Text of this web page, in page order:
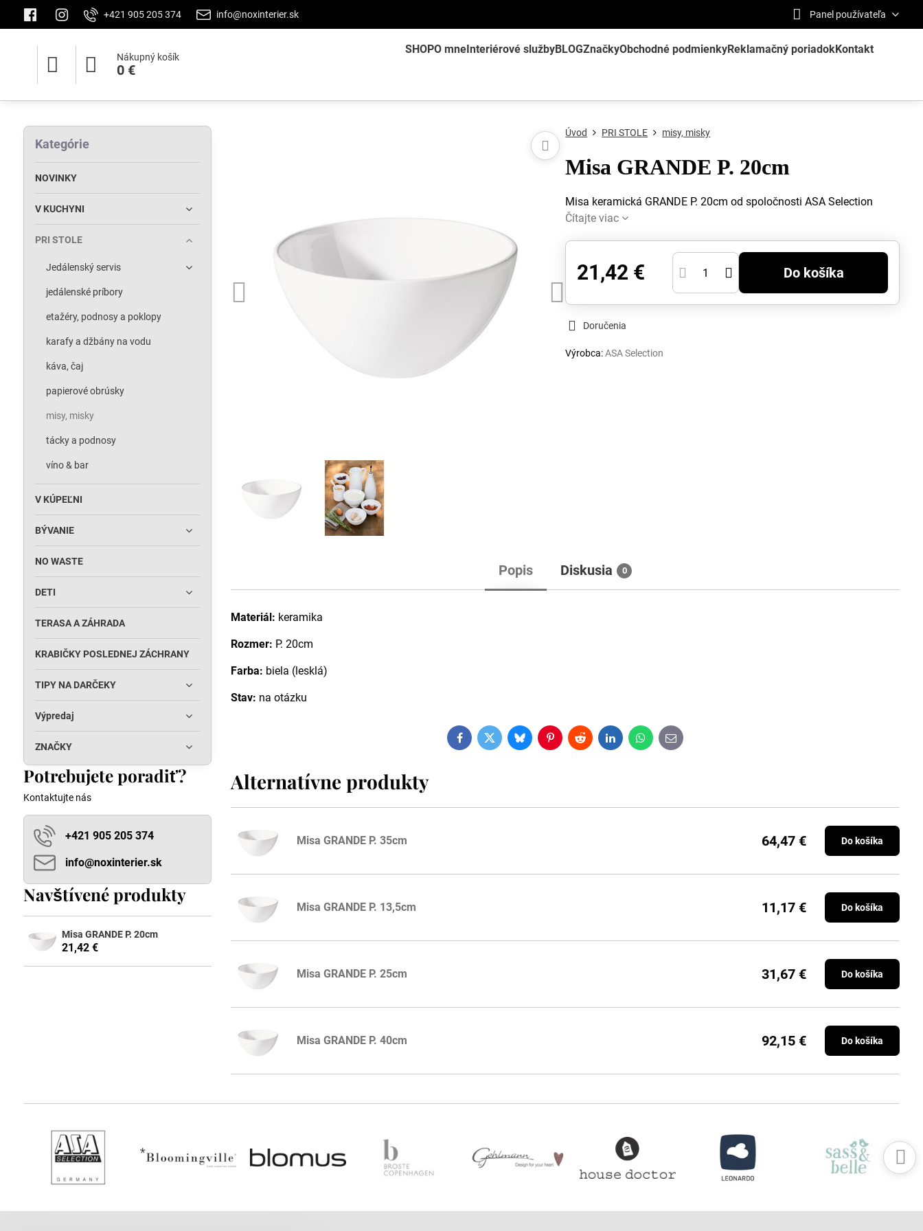
+421 905 205 374 info@noxinterier.sk Panel používateľa
Nákupný košík
0 €
SHOPO mneInteriérové službyBLOGZnačkyObchodné podmienkyReklamačný poriadokKontakt
Úvod PRI STOLE misy, misky
Misa GRANDE P. 20cm
Misa keramická GRANDE P. 20cm od spoločnosti ASA Selection
Čítajte viac
21,42 € Do košíka
Doručenia
Výrobca:ASA Selection
Popis Diskusia 0
Materiál: keramika
Rozmer: P. 20cm
Farba: biela (lesklá)
Stav: na otázku
FacebookTwitterBlueskyPinterestRedditLinkedInWhatsApp
E-
mail
Alternatívne produkty
Misa GRANDE P. 35cm 64,47 € Do košíka
Misa GRANDE P. 13,5cm 11,17 € Do košíka
Misa GRANDE P. 25cm 31,67 € Do košíka
Misa GRANDE P. 40cm 92,15 € Do košíka
Kategórie
NOVINKY
V KUCHYNI
PRI STOLE
Jedálenský servis
jedálenské príbory
etažéry, podnosy a poklopy
karafy a džbány na vodu
káva, čaj
papierové obrúsky
misy, misky
tácky a podnosy
víno & bar
V KÚPEĽNI
BÝVANIE
NO WASTE
DETI
TERASA A ZÁHRADA
KRABIČKY POSLEDNEJ ZÁCHRANY
TIPY NA DARČEKY
Výpredaj
ZNAČKY
Potrebujete poradiť?
Kontaktujte nás
+421 905 205 374
info​@noxinterier​.sk
Navštívené produkty
Misa GRANDE P. 20cm
21,42 €